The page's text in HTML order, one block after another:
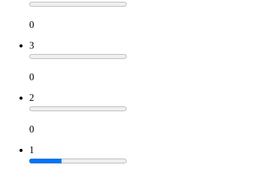
0
3
0
2
0
1